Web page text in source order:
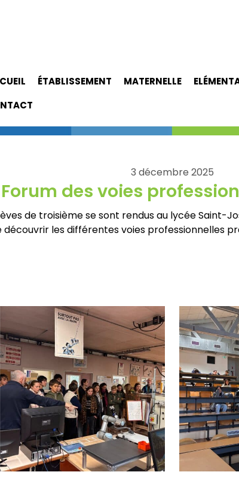
ÉTABLISSEMENT MATERNELLE
3 décembre 2025
Forum des voies
de troisième se sont rendus au lycée Saint-
les différentes voies professionnelles